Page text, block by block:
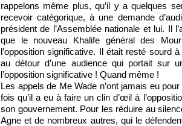
rappelons même plus, qu’il y a quelques
recevoir catégorique, à une demande
président de l’Assemblée nationale et lui. Il
que le nouveau Khalife général des
l’opposition significative. Il était resté sourd
au détour d’une audience qui portait sur
l’opposition significative ! Quand même !
Les appels de Me Wade n’ont jamais eu
fois qu’il a eu à faire un clin d’œil à
son gouvernement. Pour les réduire au
Agne et de nombreux autres, qui le